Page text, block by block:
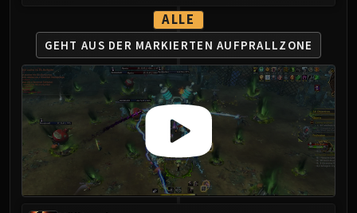
Gunship Battle
Deathbringer Saurfang
Festergut
Rotface
Professor Putricide
Blood Prince Council
Blood-Queen Lana'thel
Valithria Dreamwalker
Sindragosa
ALLE
GEHT AUS DER MARKIERTEN AUFPRALLZONE